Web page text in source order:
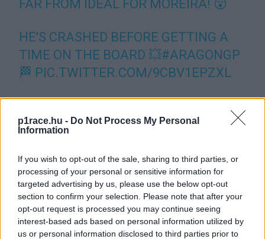
p1race.hu - Do Not Process My Personal
Information
If you wish to opt-out of the sale, sharing to third parties, or
processing of your personal or sensitive information for
targeted advertising by us, please use the below opt-out
section to confirm your selection. Please note that after your
opt-out request is processed you may continue seeing
interest-based ads based on personal information utilized by
us or personal information disclosed to third parties prior to
FAR FROM IDEAL FOR MOREIRA! 😮
HE'S CRASHED BEFORE GETTING A
TIME ON THE BOARD 💥#ARAGONGP
🏁 PIC.TWITTER.COM/9CBV1EPZXL
SEPTEMBER 17, 2022
Deniz Öncü ugyan tudott mért kört futni, de technikai
gondok miatt ő is rengeteg időt veszített. A KTM-es a
végén az összetömörült mezőnyben próbált még
helyezkedni. Az egymásra várás vége viszont az lett, hogy